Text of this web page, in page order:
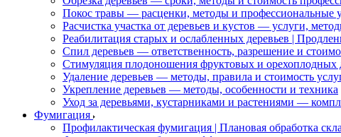
Покос травы — расценки, методы и профессиональные
Расчистка участка от деревьев и кустов — услуги,
Реабилитация старых и ослабленных деревьев |
Спил деревьев — ответственность, разрешение и
Стимуляция плодоношения фруктовых и
Удаление деревьев — методы, правила и стоимость
Укрепление деревьев — методы, особенности и техника
Уход за деревьями, кустарниками и растениями —
Фумигация
Профилактическая фумигация | Плановая обработка